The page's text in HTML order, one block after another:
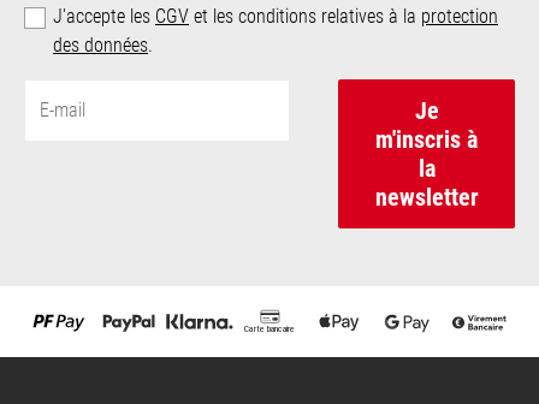
J'accepte les CGV et les conditions relatives à la protection
des données.
Je
m'inscris à
la
newsletter